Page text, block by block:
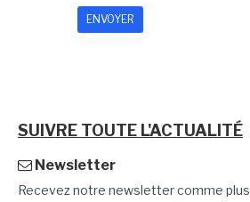
SUIVRE TOUTE L'ACTUALITÉ
Newsletter
Recevez notre newsletter comme